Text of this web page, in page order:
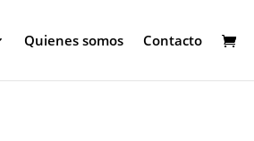
Quienes somos Contacto